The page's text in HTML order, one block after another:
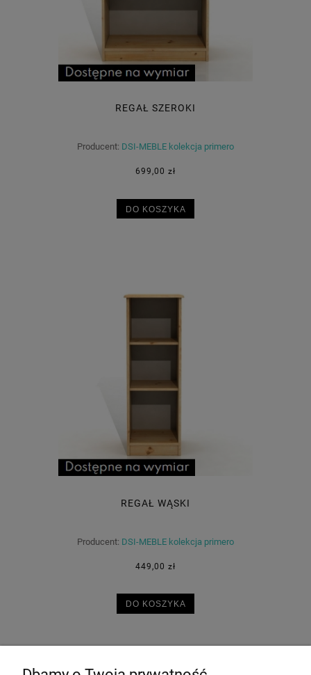
REGAŁ SZEROKI
Producent: DSI-MEBLE kolekcja primero
699,00 zł
DO KOSZYKA
REGAŁ WĄSKI
Producent: DSI-MEBLE kolekcja primero
449,00 zł
DO KOSZYKA